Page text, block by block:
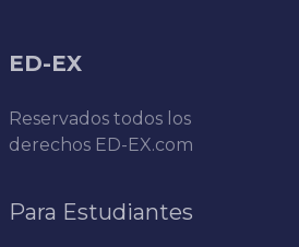
ED-EX
Reservados todos los
derechos ED-EX.com
Para Estudiantes